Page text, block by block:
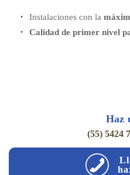
Instalaciones con la
Calidad de primer nivel
Haz
(55) 5424